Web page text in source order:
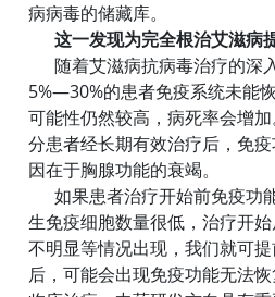
病病毒的储藏库。
这一发现为完全根治艾滋病
随着艾滋病抗病毒治疗的深
5%—30%的患者免疫系统未能
可能性仍然较高，病死率会增
分患者经长期有效治疗后，免
因在于胸腺功能的衰竭。
如果患者治疗开始前免疫功
生免疫细胞数量很低，治疗开
不明显等情况出现，我们就可
后，可能会出现免疫功能无法